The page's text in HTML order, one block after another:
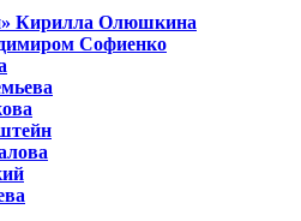
Кирилла Олюшкина
Софиенко